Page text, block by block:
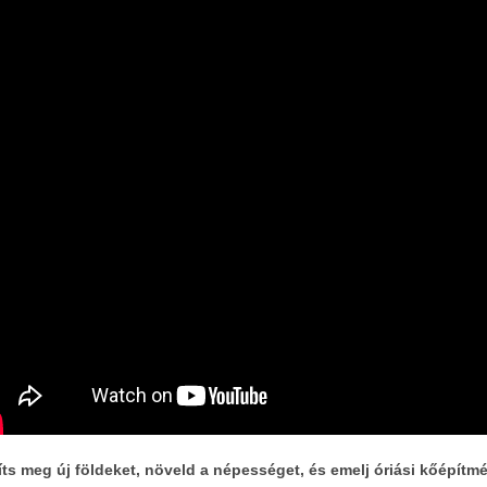
meg új földeket, növeld a népességet, és emelj óriási